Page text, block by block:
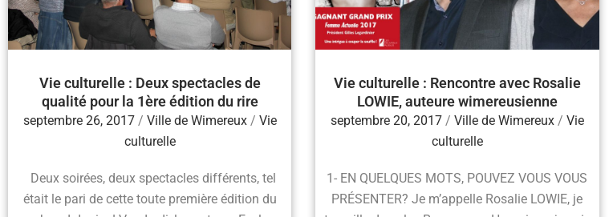
Vie culturelle : Deux spectacles de
qualité pour la 1ère édition du rire
septembre 26, 2017 / Ville de Wimereux / Vie
culturelle
Deux soirées, deux spectacles différents, tel
était le pari de cette toute première édition du
Vie culturelle : Rencontre avec Rosalie
LOWIE, auteure wimereusienne
septembre 20, 2017 / Ville de Wimereux / Vie
culturelle
1- EN QUELQUES MOTS, POUVEZ VOUS VOUS
PRÉSENTER? Je m’appelle Rosalie LOWIE, je